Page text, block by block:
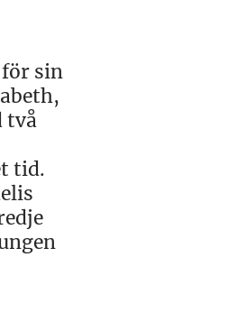
sin
två
tid.